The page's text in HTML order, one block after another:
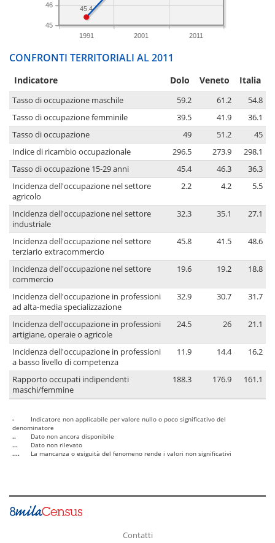
1991 2001 2011
45
46
45.4
CONFRONTI TERRITORIALI AL 2011
Indicatore Dolo Veneto Italia
Tasso di occupazione maschile 59.2 61.2
54.8
Tasso di occupazione femminile
39.5 41.9
36.1
Tasso di occupazione
49 51.2
45
Indice di ricambio occupazionale
296.5 273.9
298.1
Tasso di occupazione 15-29 anni
45.4 46.3
36.3
Incidenza dell'occupazione nel settore
agricolo
2.2 4.2 5.5
Incidenza dell'occupazione nel settore
industriale
32.3 35.1 27.1
Incidenza dell'occupazione nel settore
terziario extracommercio
45.8 41.5 48.6
Incidenza dell'occupazione nel settore
commercio
19.6 19.2 18.8
Incidenza dell'occupazione in professioni
ad alta-media specializzazione
32.9 30.7 31.7
Incidenza dell'occupazione in professioni
artigiane, operaie o agricole
24.5 26 21.1
Incidenza dell'occupazione in professioni
a basso livello di competenza
11.9 14.4 16.2
Rapporto occupati indipendenti
maschi/femmine
188.3 176.9 161.1
-
Indicatore non applicabile per valore nullo o poco significativo del
denominatore
..
Dato non ancora disponibile
...
Dato non rilevato
....
La mancanza o esiguità del fenomeno rende i valori non significativi
Contatti